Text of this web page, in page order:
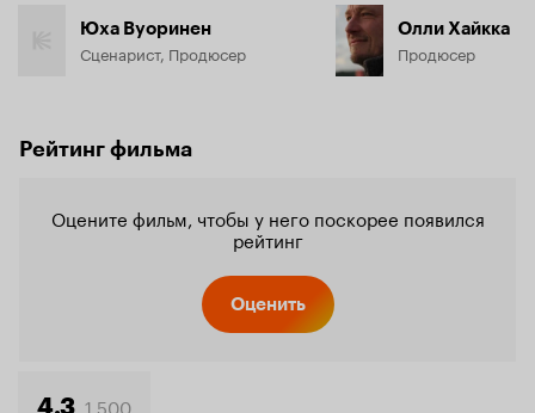
Юха Вуоринен
Сценарист, Продюсер
Олли Хайкка
Продюсер
Рейтинг фильма
Оцените фильм, чтобы у него поскорее появился
рейтинг
Оценить
4.3 1 500